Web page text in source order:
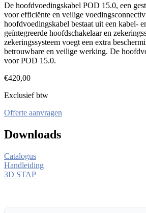
De hoofdvoedingskabel POD 15.0, een
voor efficiënte en veilige
hoofdvoedingskabel bestaat uit een kabel-
geïntegreerde hoofdschakelaar en
zekeringssysteem voegt een extra
betrouwbare en veilige werking. De
voor POD 15.0.
€420,00
Exclusief btw
Offerte aanvragen
Downloads
Catalogus
Handleiding
3D STAP